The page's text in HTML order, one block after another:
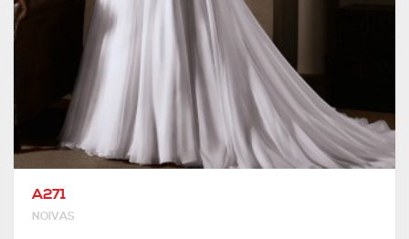
A271
NOIVAS